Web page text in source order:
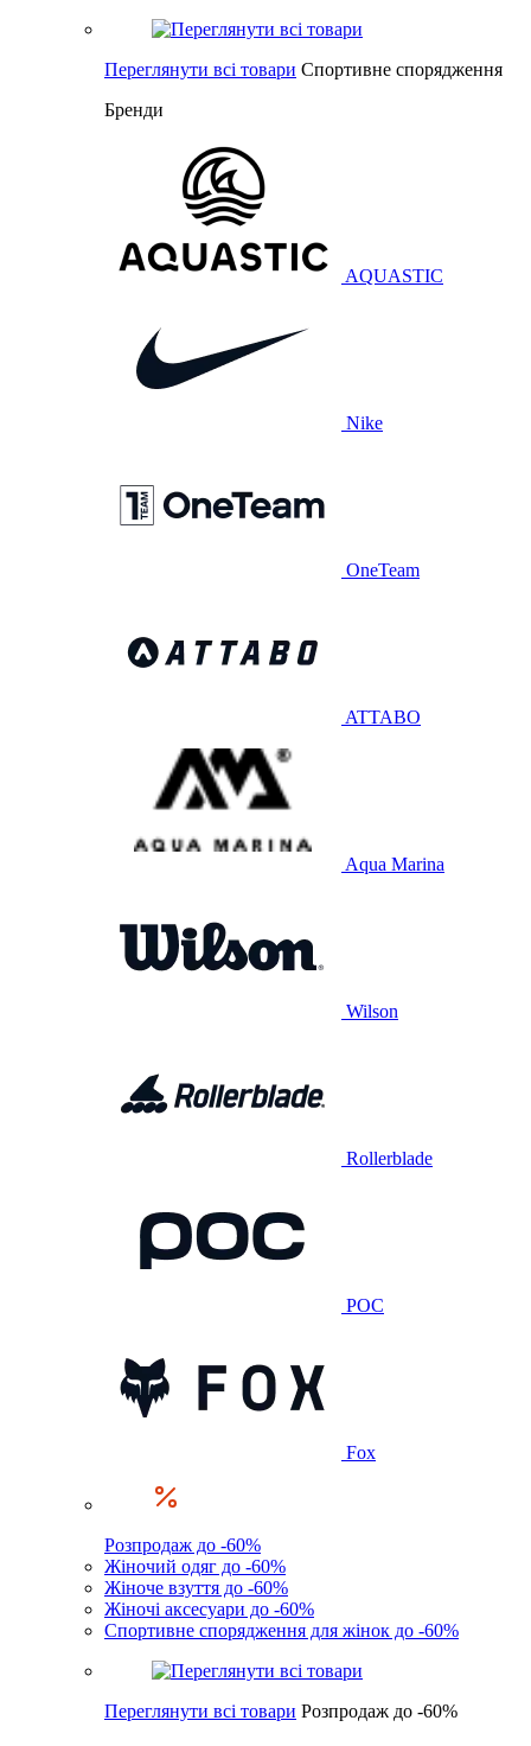
Переглянути всі товари Спортивне спорядження
Бренди
AQUASTIC
Nike
OneTeam
ATTABO
Aqua Marina
Wilson
Rollerblade
POC
Fox
Розпродаж до -60%
Жіночий одяг до -60%
Жіноче взуття до -60%
Жіночі аксесуари до -60%
Спортивне спорядження для жінок до -60%
Переглянути всі товари Розпродаж до -60%